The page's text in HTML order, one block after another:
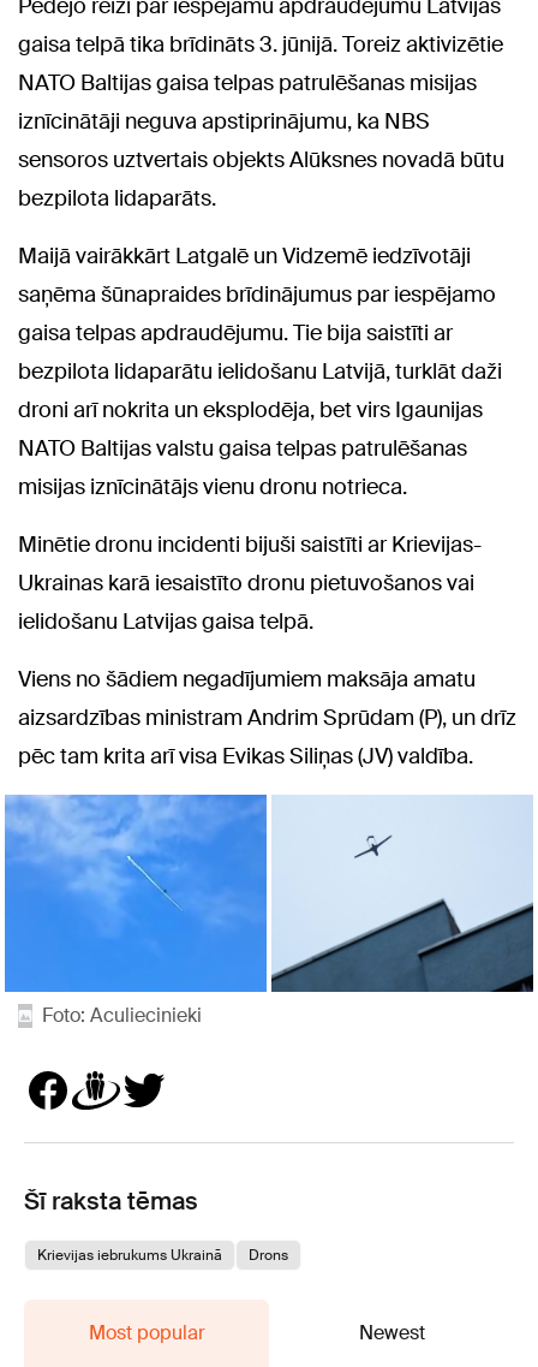
Pēdējo reizi par iespējamu apdraudējumu Latvijas
gaisa telpā tika brīdināts 3. jūnijā. Toreiz aktivizētie
NATO Baltijas gaisa telpas patrulēšanas misijas
iznīcinātāji neguva apstiprinājumu, ka NBS
sensoros uztvertais objekts Alūksnes novadā būtu
bezpilota lidaparāts.
Maijā vairākkārt Latgalē un Vidzemē iedzīvotāji
saņēma šūnapraides brīdinājumus par iespējamo
gaisa telpas apdraudējumu. Tie bija saistīti ar
bezpilota lidaparātu ielidošanu Latvijā, turklāt daži
droni arī nokrita un eksplodēja, bet virs Igaunijas
NATO Baltijas valstu gaisa telpas patrulēšanas
misijas iznīcinātājs vienu dronu notrieca.
Minētie dronu incidenti bijuši saistīti ar Krievijas-
Ukrainas karā iesaistīto dronu pietuvošanos vai
ielidošanu Latvijas gaisa telpā.
Viens no šādiem negadījumiem maksāja amatu
aizsardzības ministram Andrim Sprūdam (P), un drīz
pēc tam krita arī visa Evikas Siliņas (JV) valdība.
Foto: Aculiecinieki
Šī raksta tēmas
Krievijas iebrukums Ukrainā Drons
Most popular Newest